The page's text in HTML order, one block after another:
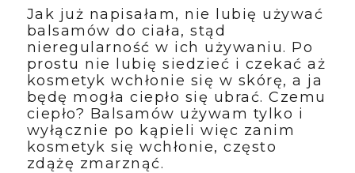
Jak już napisałam, nie lubię używać
balsamów do ciała, stąd
nieregularność w ich używaniu. Po
prostu nie lubię siedzieć i czekać aż
kosmetyk wchłonie się w skórę, a ja
będę mogła ciepło się ubrać. Czemu
ciepło? Balsamów używam tylko i
wyłącznie po kąpieli więc zanim
kosmetyk się wchłonie, często
zdążę zmarznąć.